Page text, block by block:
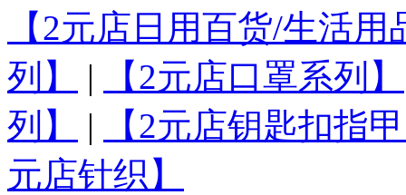
【2元店日用百货/生活
列】
| 【2元店口罩系列】
列】
|
【2元店钥匙扣指
元店针织】